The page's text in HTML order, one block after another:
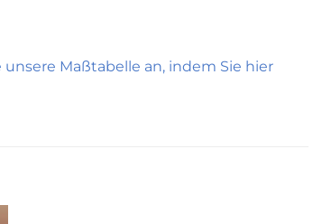
Maßtabelle an, indem Sie hier